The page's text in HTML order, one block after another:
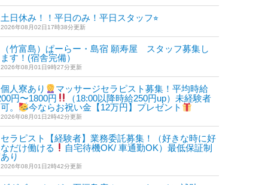
土日休み！！平日のみ！平日スタッフ⭐︎
2026年08月02日17時38分更新
（竹富島）ぱーらー・島宿 願寿屋 スタッフ募集し
す！(宿舎完備）
2026年08月01日9時27分更新
個人寮あり
マッサージセラピスト募集！平均時給
円〜1800円
（18:00以降時給250円up）未経験者
。
今ならお祝い金【12万円】プレゼント
2026年08月01日2時42分更新
セラピスト【経験者】業務委託募集！（好きな時に好
だけ働ける
自宅待機OK/ 車通勤OK）最低保証制
り
2026年08月01日2時42分更新